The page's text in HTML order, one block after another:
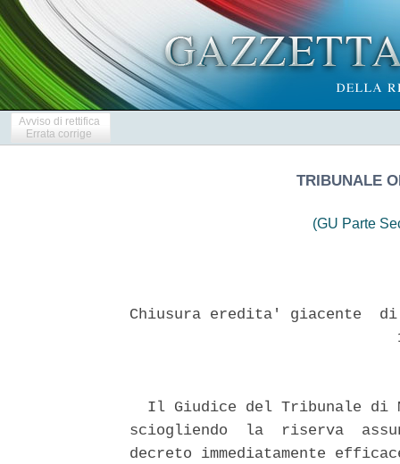
Avviso di rettifica
Errata corrige
TRIBUNALE
(GU Parte
Chiusura eredita' giacente
Il Giudice del Tribunale di
sciogliendo  la  riserva
decreto immediatamente